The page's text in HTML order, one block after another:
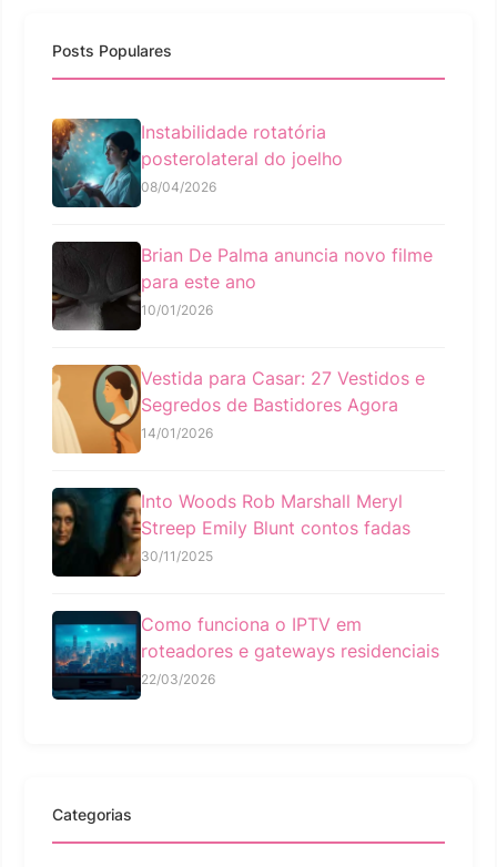
Posts Populares
Instabilidade rotatória
posterolateral do joelho
08/04/2026
Brian De Palma anuncia novo filme
para este ano
10/01/2026
Vestida para Casar: 27 Vestidos e
Segredos de Bastidores Agora
14/01/2026
Into Woods Rob Marshall Meryl
Streep Emily Blunt contos fadas
30/11/2025
Como funciona o IPTV em
roteadores e gateways residenciais
22/03/2026
Categorias